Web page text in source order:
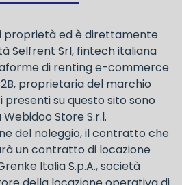
proprietà ed è direttamente
Selfrent Srl, fintech italiana
di renting e-commerce
proprietaria del marchio
su questo sito sono
Store S.r.l.
del noleggio, il contratto che
un contratto di locazione
Italia S.p.A., società